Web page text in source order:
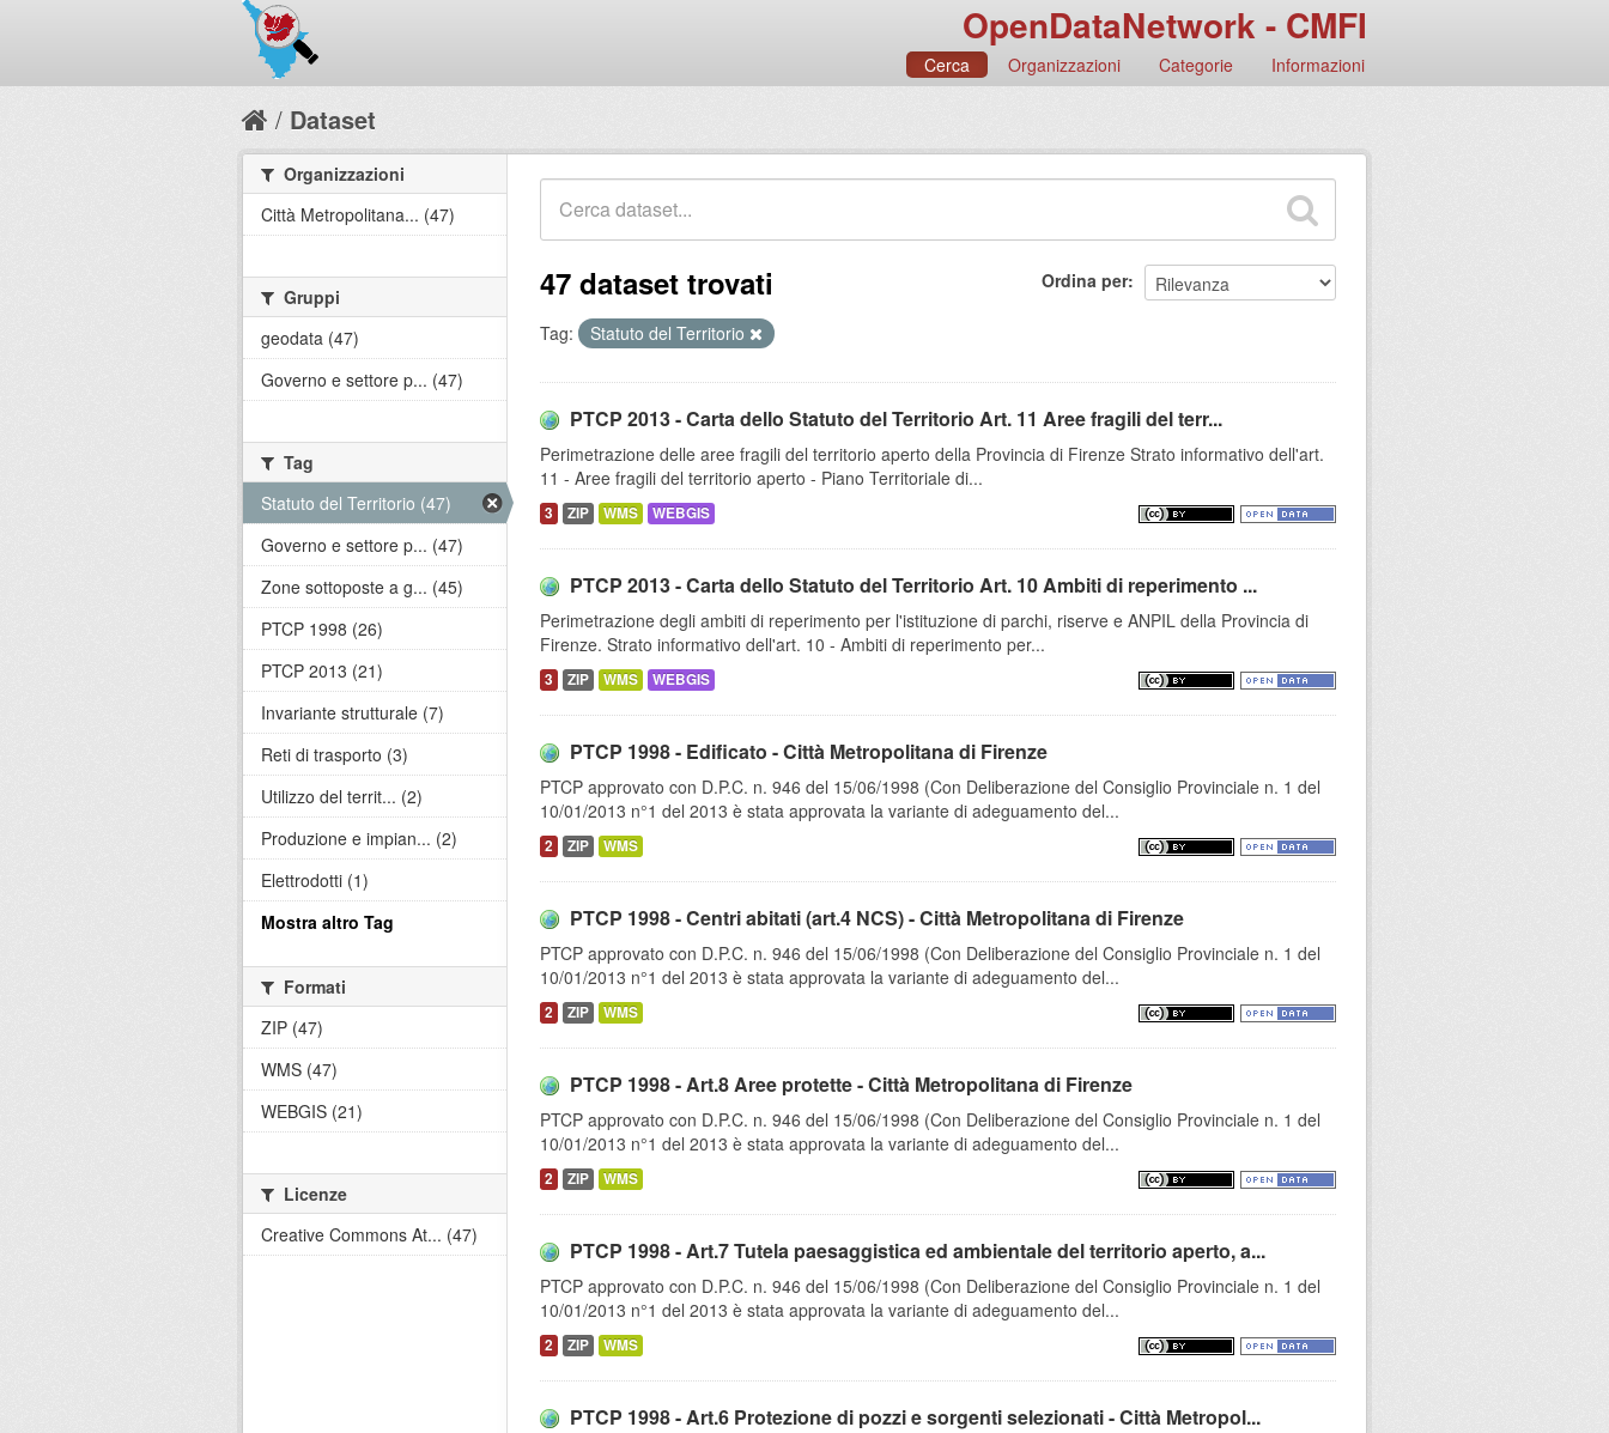
OpenDataNetwork - CMFI
Cerca Organizzazioni Categorie Informazioni
Dataset
Ordina per
47 dataset trovati
Tag: Statuto del Territorio
PTCP 2013 - Carta dello Statuto del Territorio Art. 11 Aree fragili del terr...
Perimetrazione delle aree fragili del territorio aperto della Provincia di Firenze Strato informativo dell'art.
11 - Aree fragili del territorio aperto - Piano Territoriale di...
3 ZIP WMS WEBGIS
PTCP 2013 - Carta dello Statuto del Territorio Art. 10 Ambiti di reperimento ...
Perimetrazione degli ambiti di reperimento per l'istituzione di parchi, riserve e ANPIL della Provincia di
Firenze. Strato informativo dell'art. 10 - Ambiti di reperimento per...
3 ZIP WMS WEBGIS
PTCP 1998 - Edificato - Città Metropolitana di Firenze
PTCP approvato con D.P.C. n. 946 del 15/06/1998 (Con Deliberazione del Consiglio Provinciale n. 1 del
10/01/2013 n°1 del 2013 è stata approvata la variante di adeguamento del...
2 ZIP WMS
PTCP 1998 - Centri abitati (art.4 NCS) - Città Metropolitana di Firenze
PTCP approvato con D.P.C. n. 946 del 15/06/1998 (Con Deliberazione del Consiglio Provinciale n. 1 del
10/01/2013 n°1 del 2013 è stata approvata la variante di adeguamento del...
2 ZIP WMS
PTCP 1998 - Art.8 Aree protette - Città Metropolitana di Firenze
PTCP approvato con D.P.C. n. 946 del 15/06/1998 (Con Deliberazione del Consiglio Provinciale n. 1 del
10/01/2013 n°1 del 2013 è stata approvata la variante di adeguamento del...
2 ZIP WMS
PTCP 1998 - Art.7 Tutela paesaggistica ed ambientale del territorio aperto, a...
PTCP approvato con D.P.C. n. 946 del 15/06/1998 (Con Deliberazione del Consiglio Provinciale n. 1 del
10/01/2013 n°1 del 2013 è stata approvata la variante di adeguamento del...
2 ZIP WMS
PTCP 1998 - Art.6 Protezione di pozzi e sorgenti selezionati - Città Metropol...
Organizzazioni
Città Metropolitana... (47)
Gruppi
geodata (47)
Governo e settore p... (47)
Tag
Statuto del Territorio (47)
Governo e settore p... (47)
Zone sottoposte a g... (45)
PTCP 1998 (26)
PTCP 2013 (21)
Invariante strutturale (7)
Reti di trasporto (3)
Utilizzo del territ... (2)
Produzione e impian... (2)
Elettrodotti (1)
Mostra altro Tag
Formati
ZIP (47)
WMS (47)
WEBGIS (21)
Licenze
Creative Commons At... (47)